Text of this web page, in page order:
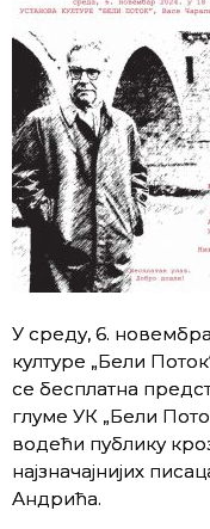
У среду, 6.
културе „Бели
се бесплатна
глуме УК „Бели
водећи публику
најзначајнијих
Андрића.